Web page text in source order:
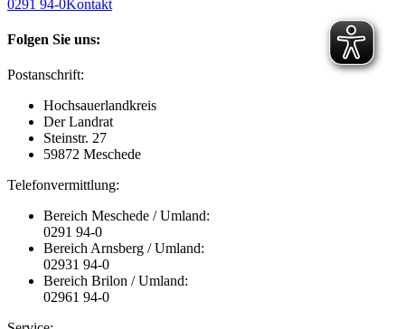
0291 94-0Kontakt
Folgen Sie uns:
Postanschrift:
Hochsauerlandkreis
Der Landrat
Steinstr. 27
59872 Meschede
Telefonvermittlung:
Bereich Meschede / Umland:
0291 94-0
Bereich Arnsberg / Umland:
02931 94-0
Bereich Brilon / Umland:
02961 94-0